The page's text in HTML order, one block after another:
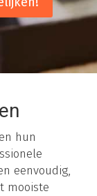
hun
eenvoudig,
mooiste